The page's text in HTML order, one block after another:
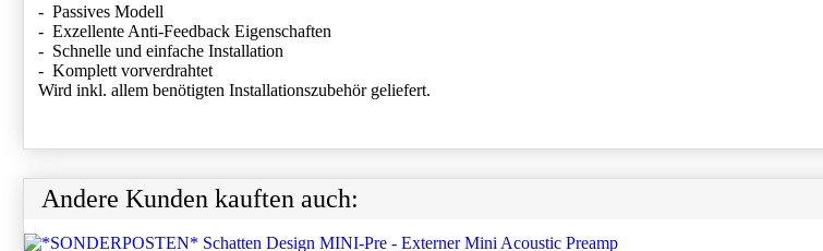
- Passives Modell
- Exzellente Anti-Feedback Eigenschaften
- Schnelle und einfache Installation
- Komplett vorverdrahtet
Wird inkl. allem benötigten Installationszubehör geliefert.
Andere Kunden kauften auch: